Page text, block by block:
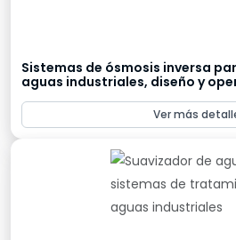
Sistemas de ósmosis inversa
aguas industriales, diseño y
Ver más